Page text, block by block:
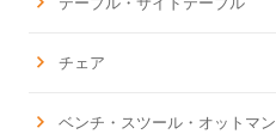
チェア
ベンチ・スツール・オットマン